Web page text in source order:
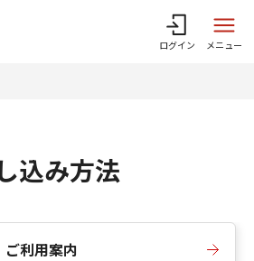
ログイン メニュー
込み方法
ご利用案内